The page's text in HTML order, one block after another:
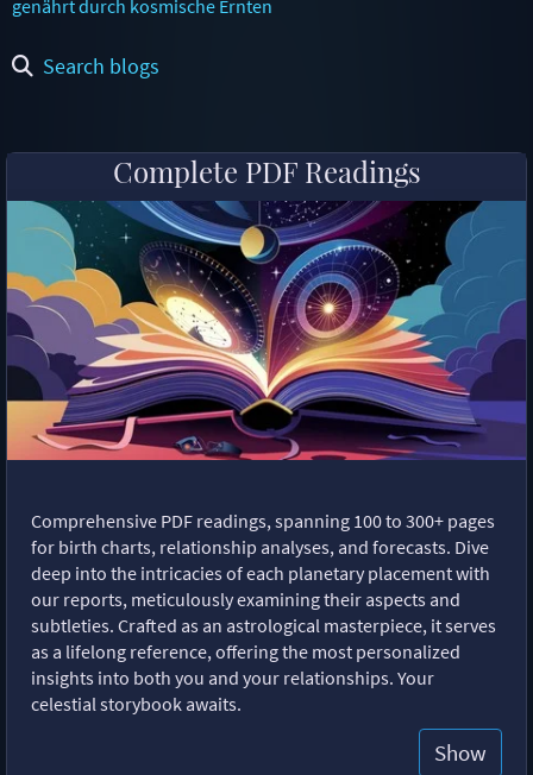
genährt durch kosmische Ernten
Search blogs
Complete PDF Readings
Comprehensive PDF readings, spanning 100 to 300+ pages
for birth charts, relationship analyses, and forecasts. Dive
deep into the intricacies of each planetary placement with
our reports, meticulously examining their aspects and
subtleties. Crafted as an astrological masterpiece, it serves
as a lifelong reference, offering the most personalized
insights into both you and your relationships. Your
celestial storybook awaits.
Show